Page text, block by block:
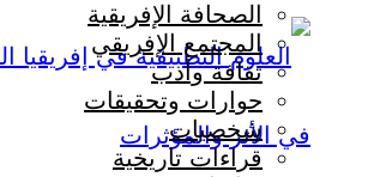
الصحافة الإفريقية
المجتمع الإفريقي
ثقافة وأدب
حوارات وتحقيقات
شخصيات
قراءات تاريخية